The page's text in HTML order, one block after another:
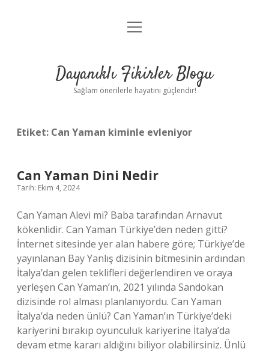
Anasayfa
Yasal Uyarı
menüyü
Dayanıklı Fikirler Blogu
Sağlam önerilerle hayatını güçlendir!
Etiket: Can Yaman kiminle evleniyor
Can Yaman Dini Nedir
Tarih: Ekim 4, 2024
Can Yaman Alevi mi? Baba tarafından Arnavut
kökenlidir. Can Yaman Türkiye’den neden gitti?
İnternet sitesinde yer alan habere göre; Türkiye’de
yayınlanan Bay Yanlış dizisinin bitmesinin ardından
İtalya’dan gelen teklifleri değerlendiren ve oraya
yerleşen Can Yaman’ın, 2021 yılında Sandokan
dizisinde rol alması planlanıyordu. Can Yaman
İtalya’da neden ünlü? Can Yaman’ın Türkiye’deki
kariyerini bırakıp oyunculuk kariyerine İtalya’da
devam etme kararı aldığını biliyor olabilirsiniz. Ünlü